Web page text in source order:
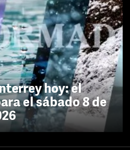
hoy: el
el sábado 8 de